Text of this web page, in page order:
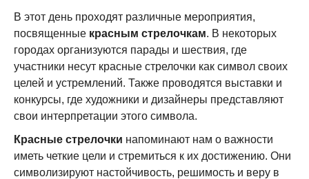
В этот день проходят различные мероприятия,
посвященные красным стрелочкам. В некоторых
городах организуются парады и шествия, где
участники несут красные стрелочки как символ своих
целей и устремлений. Также проводятся выставки и
конкурсы, где художники и дизайнеры представляют
свои интерпретации этого символа.
Красные стрелочки напоминают нам о важности
иметь четкие цели и стремиться к их достижению. Они
символизируют настойчивость, решимость и веру в